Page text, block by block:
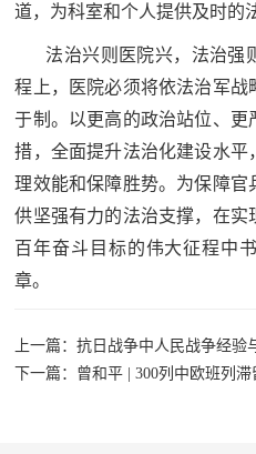
道，为科室和个人提供及时的
法治兴则医院兴，法治强
程上，医院必须将依法治军
于制。以更高的政治站位、
措，全面提升法治化建设水
理效能和保障胜势。为保障
供坚强有力的法治支撑，在
百年奋斗目标的伟大征程中
章。
上一篇：抗日战争中人民战争经验
下一篇：曾和平 | 300列中欧班列